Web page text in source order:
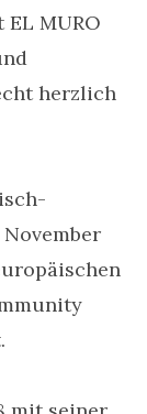
MURO
herzlich